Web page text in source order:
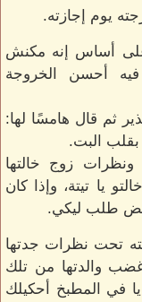
يوم إجازته.
على أساس إنه مكنش
أحسن الخروجة
ثم قال هامسًا لها:
البت.
زوج خالتها
يا تيتة، وإذا كان
طلب ليكي.
تحت نظرات جدتها
والدتها من تلك
في المطبخ أحكيلك